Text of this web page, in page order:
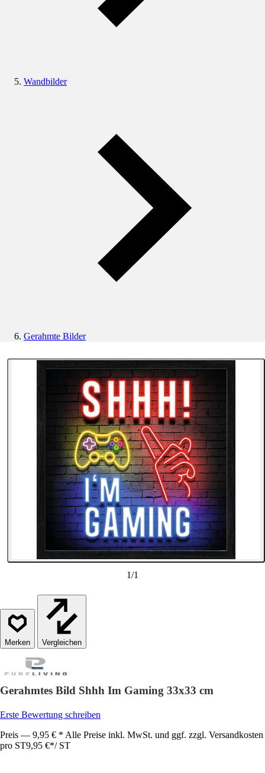
Wandbilder
Gerahmte Bilder
1/1
Vergleichen
Gerahmtes Bild Shhh Im Gaming 33x33 cm
Erste Bewertung schreiben
Preis — 9,95 € * Alle Preise inkl. MwSt. und ggf. zzgl. Versandkosten
pro ST9,95 €*/ ST